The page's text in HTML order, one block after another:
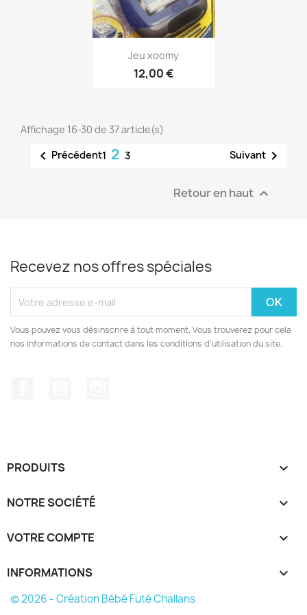
Aperçu rapide
Jeu xoomy
12,00 €
Affichage 16-30 de 37 article(s)
 Précédent1 2 3 Suivant 
Retour en haut 
Recevez nos offres spéciales
Vous pouvez vous désinscrire à tout moment. Vous trouverez pour cela
nos informations de contact dans les conditions d'utilisation du site.
PRODUITS 
NOTRE SOCIÉTÉ 
VOTRE COMPTE 
INFORMATIONS keyboard_arrow_down
© 2026 - Création Bébé Futé Challans